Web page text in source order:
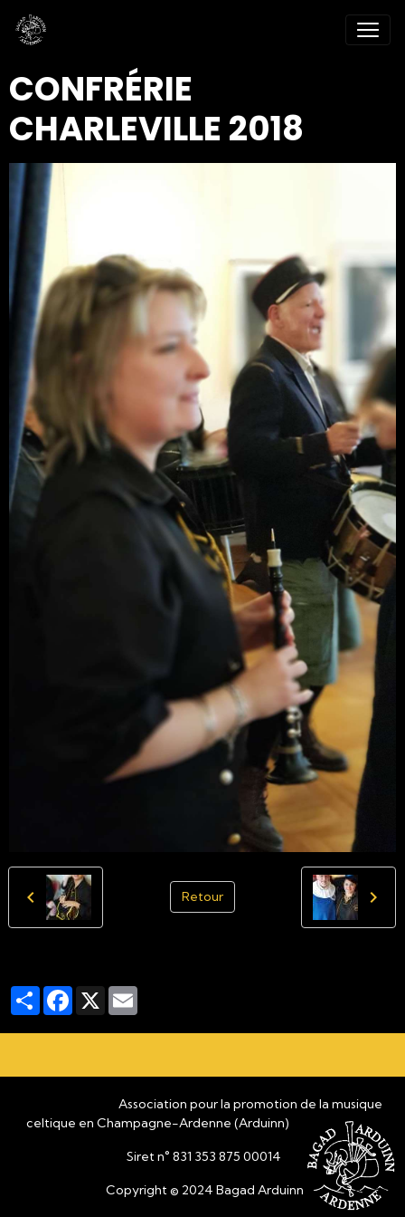
CONFRÉRIE
CHARLEVILLE 2018
Retour
PartagerFacebook
X
Association pour la promotion de la musique
celtique en Champagne-Ardenne (Arduinn)
Siret n° 831 353 875 00014
Copyright © 2024 Bagad Arduinn